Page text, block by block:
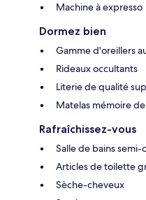
Machine à expresso
Dormez bien
Gamme d'oreillers
Rideaux occultants
Literie de qualité
Matelas mémoire
Rafraîchissez-vous
Salle de bains
Articles de toilette
Sèche-cheveux